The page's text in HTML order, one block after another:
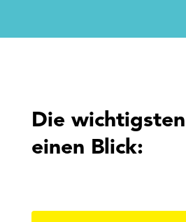
Die
einen Blick: